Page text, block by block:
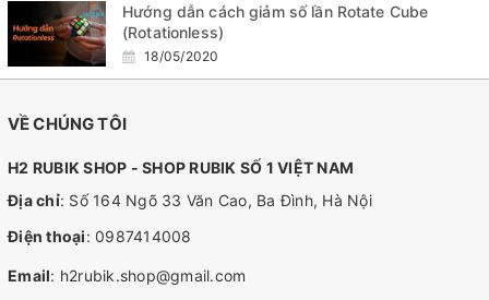
Hướng dẫn cách giảm số lần Rotate Cube
(Rotationless)
18/05/2020
VỀ CHÚNG TÔI
H2 RUBIK SHOP - SHOP RUBIK SỐ 1 VIỆT NAM
Địa chỉ: Số 164 Ngõ 33 Văn Cao, Ba Đình, Hà Nội
Điện thoại: 0987414008
Email: h2rubik.shop@gmail.com